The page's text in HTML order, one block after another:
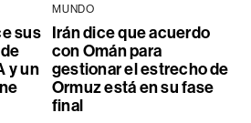
sus
y un
MUNDO
Irán dice que acuerdo
con Omán para
gestionar el estrecho de
Ormuz está en su fase
final